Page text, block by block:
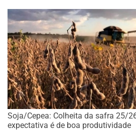
Soja/Cepea: Colheita da safra 25/
expectativa é de boa produtividade